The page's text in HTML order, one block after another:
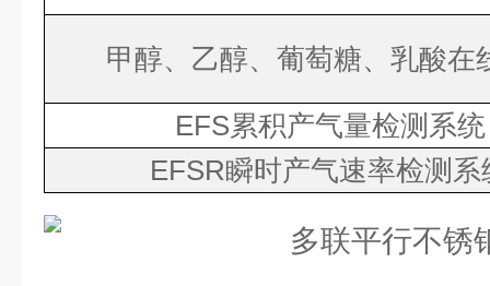
甲醇、乙醇、葡萄糖、乳酸
EFS累积产气量检测系统
EFSR瞬时产气速率检测系